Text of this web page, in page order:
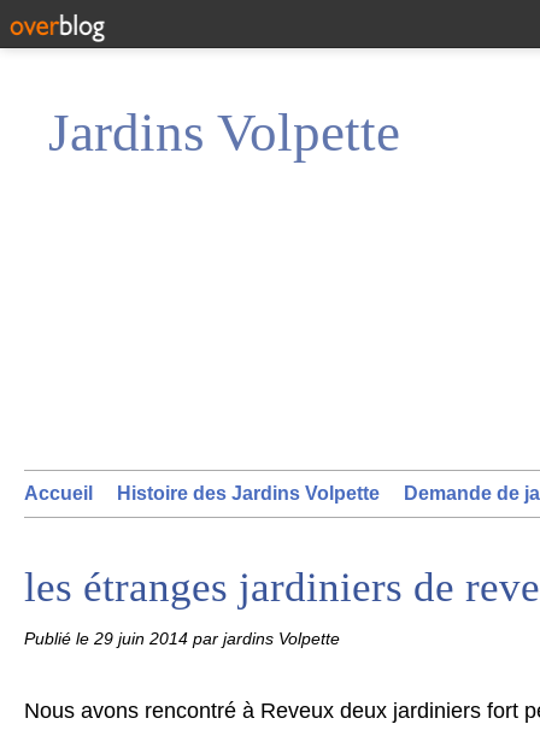
Jardins Volpette
Accueil Histoire des Jardins Volpette Demande de
les étranges jardiniers de
Publié le 29 juin 2014 par jardins Volpette
Nous avons rencontré à Reveux deux jardiniers fort